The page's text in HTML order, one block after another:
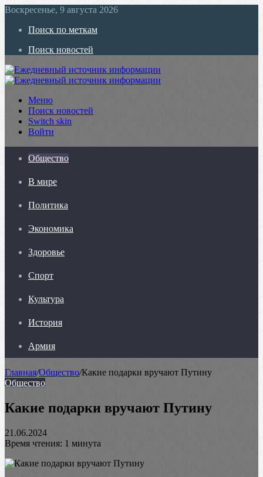
Воскресенье, 9 августа 2026
Поиск по меткам
Поиск новостей
Меню
Поиск новостей
Switch skin
Войти
Общество
В мире
Политика
Экономика
Здоровье
Спорт
Культура
История
Армия
Главная/Общество/Какие подарки вручают Путину
Общество
Какие подарки вручают Путину
21.06.2024
Время чтения: 1 минута